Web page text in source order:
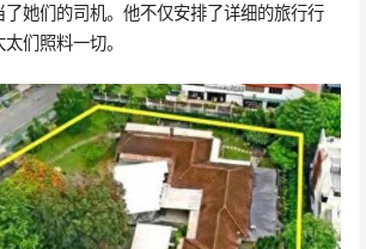
了她们的司机。他不仅安排了详细的旅行行
们照料一切。